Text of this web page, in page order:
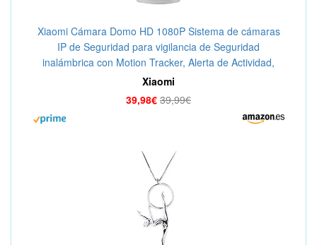
Xiaomi Cámara Domo HD 1080P Sistema de cámaras
IP de Seguridad para vigilancia de Seguridad
inalámbrica con Motion Tracker, Alerta de Actividad,
visión Nocturna, iOS Android
Xiaomi
39,98€ 39,99€